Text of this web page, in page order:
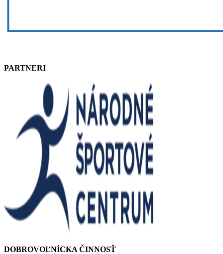
PARTNERI
DOBROVOĽNÍCKA ČINNOSŤ